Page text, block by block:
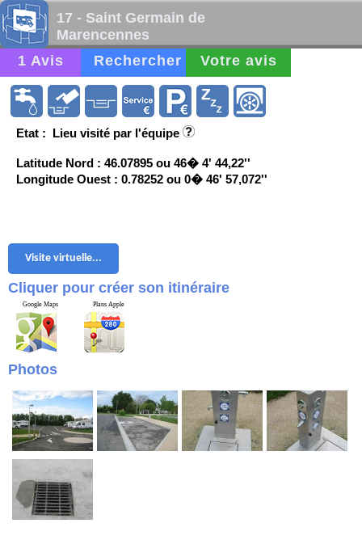
17 - Saint Germain de
Marencennes
1 Avis
Rechercher Votre avis
Etat : Lieu visité par l'équipe
Latitude Nord : 46.07895 ou 46� 4' 44,22''
Longitude Ouest : 0.78252 ou 0� 46' 57,072''
Visite virtuelle...
Cliquer pour créer son itinéraire
Google Maps Plans Apple
Photos